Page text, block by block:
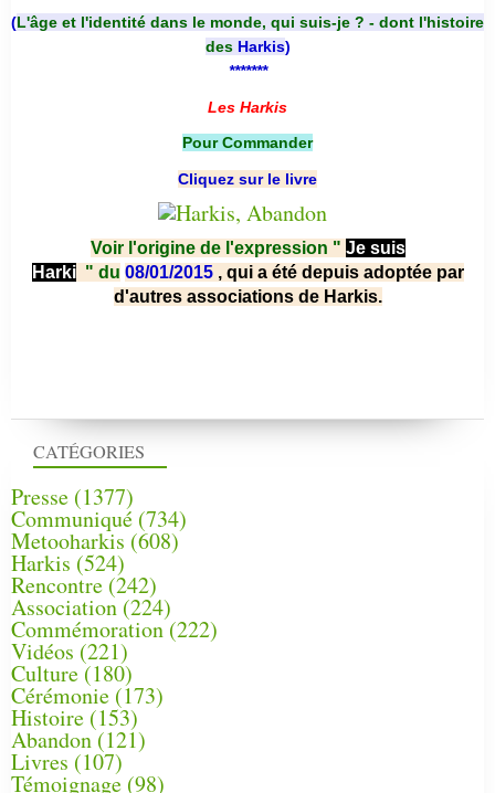
CATÉGORIES
Presse (1377)
Communiqué (734)
Metooharkis (608)
Harkis (524)
Rencontre (242)
Association (224)
Commémoration(222)
Vidéos (221)
Culture(180)
Cérémonie (173)
Histoire (153)
Abandon(121)
Livres (107)
Témoignage (98)
(L'âge et l'identité dans le monde, qui suis-je ? - dont l'histoire
des Harkis)
*******
Les Harkis
Pour Commander
Cliquez sur le livre
Voir l'origine de l'expression " Je suis
Harki " du 08/01/2015 , qui a été depuis adoptée par
d'autres associations de Harkis.